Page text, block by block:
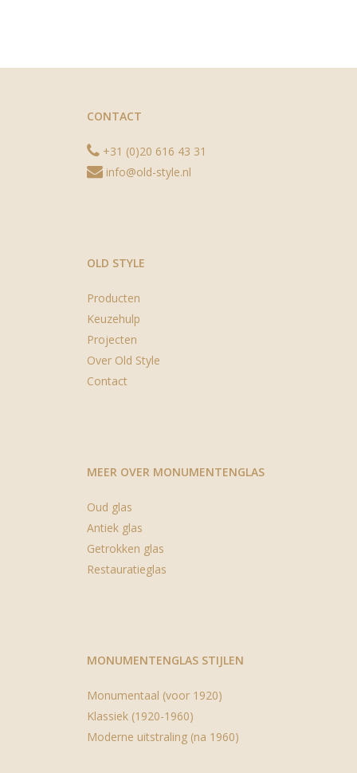
CONTACT
+31 (0)20 616 43 31
info@old-style.nl
OLD STYLE
Producten
Keuzehulp
Projecten
Over Old Style
Contact
MEER OVER MONUMENTENGLAS
Oud glas
Antiek glas
Getrokken glas
Restauratieglas
MONUMENTENGLAS STIJLEN
Monumentaal (voor 1920)
Klassiek (1920-1960)
Moderne uitstraling (na 1960)